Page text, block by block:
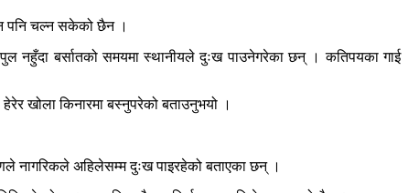
पनि चल्न सकेको छैन ।
नहुँदा बर्सातको समयमा स्थानीयले दुःख पाउनेगरेका छन् । कतिपयका गाई
खोला किनारमा बस्नुपरेको बताउनुभयो ।
नागरिकले अहिलेसम्म दुःख पाइरहेको बताएका छन् ।